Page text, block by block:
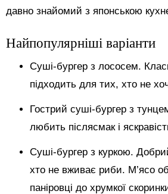
давно знайомий з японською
Найпопулярніші варіанти
Суші-бургер з лососем.
підходить для тих, хто не
Гострий суші-бургер з
любить післясмак і
Суші-бургер з куркою.
хто не вживає риби. М’ясо
паніровці до хрумкої